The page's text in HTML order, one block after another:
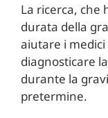
La ricerca, che
durata della
aiutare i
diagnosticare
durante la
pretermine.